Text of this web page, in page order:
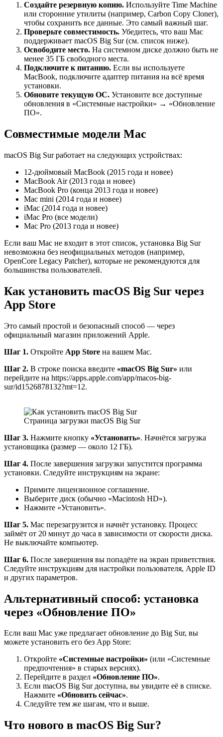
Создайте резервную копию. Используйте Time Machine
или сторонние утилиты (например, Carbon Copy Cloner),
чтобы сохранить все данные. Это самый важный шаг.
Проверьте совместимость. Убедитесь, что ваш Mac
поддерживает macOS Big Sur (см. список ниже).
Освободите место. На системном диске должно быть не
менее 35 ГБ свободного места.
Подключите к питанию. Если вы используете
MacBook, подключите адаптер питания на всё время
установки.
Обновите текущую ОС. Установите все доступные
обновления в «Системные настройки» → «Обновление
ПО».
Совместимые модели Mac
macOS Big Sur работает на следующих устройствах:
12-дюймовый MacBook (2015 года и новее)
MacBook Air (2013 года и новее)
MacBook Pro (конца 2013 года и новее)
Mac mini (2014 года и новее)
iMac (2014 года и новее)
iMac Pro (все модели)
Mac Pro (2013 года и новее)
Если ваш Mac не входит в этот список, установка Big Sur
невозможна без неофициальных методов (например,
OpenCore Legacy Patcher), которые не рекомендуются для
большинства пользователей.
Как установить macOS Big Sur через
App Store
Это самый простой и безопасный способ — через
официальный магазин приложений Apple.
Шаг 1. Откройте App Store на вашем Mac.
Шаг 2. В строке поиска введите «macOS Big Sur» или
перейдите на https://apps.apple.com/app/macos-big-
sur/id1526878132?mt=12.
Страница загрузки macOS Big Sur
Шаг 3. Нажмите кнопку «Установить». Начнётся загрузка
установщика (размер — около 12 ГБ).
Шаг 4. После завершения загрузки запустится программа
установки. Следуйте инструкциям на экране:
Примите лицензионное соглашение.
Выберите диск (обычно «Macintosh HD»).
Нажмите «Установить».
Шаг 5. Mac перезагрузится и начнёт установку. Процесс
займёт от 20 минут до часа в зависимости от скорости диска.
Не выключайте компьютер.
Шаг 6. После завершения вы попадёте на экран приветствия.
Следуйте инструкциям для настройки пользователя, Apple ID
и других параметров.
Альтернативный способ: установка
через «Обновление ПО»
Если ваш Mac уже предлагает обновление до Big Sur, вы
можете установить его без App Store:
Откройте «Системные настройки» (или «Системные
предпочтения» в старых версиях).
Перейдите в раздел «Обновление ПО».
Если macOS Big Sur доступна, вы увидите её в списке.
Нажмите «Обновить сейчас».
Следуйте тем же шагам, что и выше.
Что нового в macOS Big Sur?